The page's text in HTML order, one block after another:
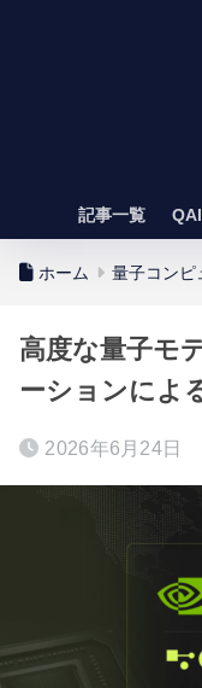
記事一覧
ホーム 量子コンピ
高度な量子モ
ーションによ
2026年6月24日